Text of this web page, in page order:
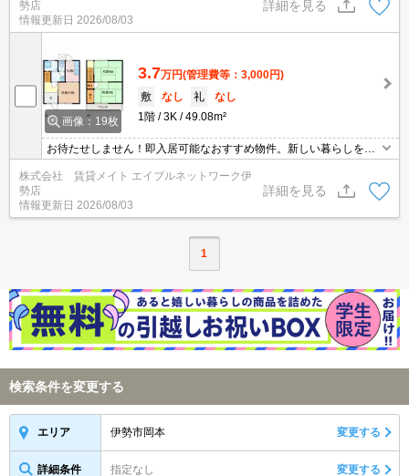
勢店
情報更新日 2026/08/03
詳細を見る
画像：19枚
3.7万円(管理費等：3,000円)
敷
なし 礼
なし
1階
3K 49.08m²
お待たせしません！即入居可能なおすすめ物件。新しい暮らしをす
ぐにスタートできるチャンス！まずはお問い合わせください♪
株式会社 賃貸メイト エイブルネットワーク伊
勢店
情報更新日 2026/08/03
詳細を見る
1
検索条件を変更する
エリア 伊勢市岡本 変更する
詳細条件 指定なし 変更する